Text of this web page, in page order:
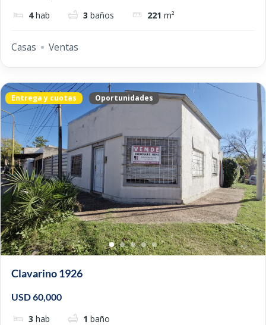
4 hab 3 baños 221 m²
Casas Ventas
Entrega y cuotas Oportunidades
Clavarino 1926
USD 60,000
3 hab 1 baño